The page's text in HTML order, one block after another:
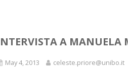
A MANUELA
May 4, 2013 celeste.priore@unibo.it